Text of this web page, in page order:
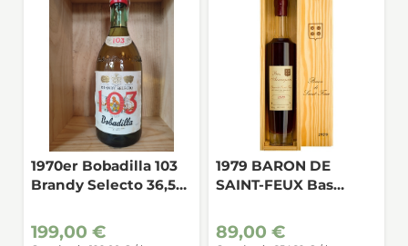
1970er Bobadilla 103
Brandy Selecto 36,5%
199,00 €
1979 BARON DE
SAINT-FEUX Bas
89,00 €